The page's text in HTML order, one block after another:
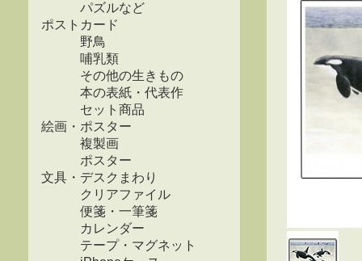
パズルなど
ポストカード
野鳥
哺乳類
その他の生きもの
本の表紙・代表作
セット商品
絵画・ポスター
複製画
ポスター
文具・デスクまわり
クリアファイル
便箋・一筆箋
カレンダー
テープ・マグネット